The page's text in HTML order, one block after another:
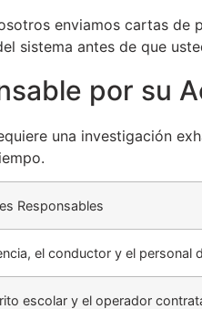
enviamos cartas
sistema antes de que
por su
una investigación
Responsables
el conductor y el personal
escolar y el operador